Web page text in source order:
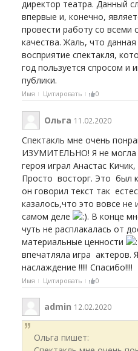
директор театра. Данный
впервые и, конечно,
провести работу со всеми
качества. Жаль, что
восприятие спектакля,
год пользуется спросом и
публики.
Имя Цитировать 0
Ольга 11.02.2020
Спектакль мне очень
ИЗУМИТЕЛЬНО! Я не могла
героя играл Анастас
Просто восторг. Это был
он говорил текст так
казалось,что это вовсе не
самом деле
. В конце
чуть не расплакалась от
материальные ценности
впечатляла игра актеров.
наслаждение !!!!! Спасибо!!!!
Имя Цитировать 0
admin 12.02.2020
Ольга пишет: